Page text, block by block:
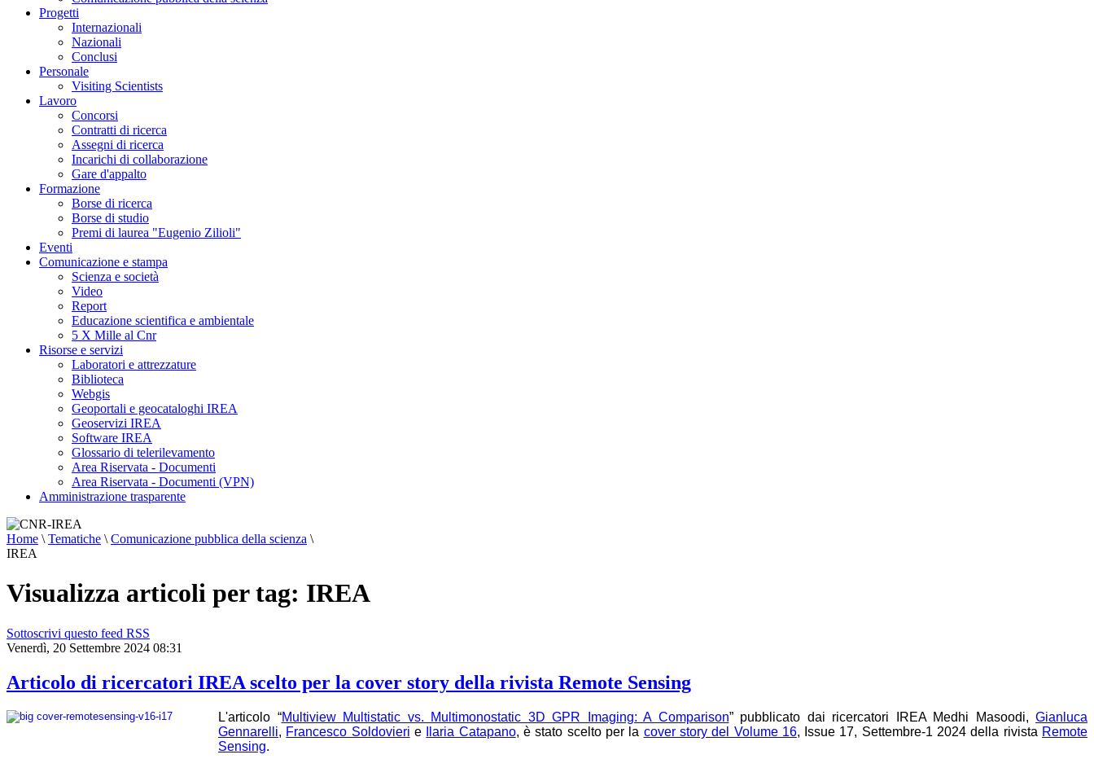
Progetti
Internazionali
Nazionali
Conclusi
Personale
Visiting Scientists
Lavoro
Concorsi
Contratti di ricerca
Assegni di ricerca
Incarichi di collaborazione
Gare d'appalto
Formazione
Borse di ricerca
Borse di studio
Premi di laurea "Eugenio Zilioli"
Eventi
Comunicazione e stampa
Scienza e società
Video
Report
Educazione scientifica e ambientale
5 X Mille al Cnr
Risorse e servizi
Laboratori e attrezzature
Biblioteca
Webgis
Geoportali e geocataloghi IREA
Geoservizi IREA
Software IREA
Glossario di telerilevamento
Area Riservata - Documenti
Area Riservata - Documenti (VPN)
Amministrazione trasparente
Home \ Tematiche \ Comunicazione pubblica della scienza \
IREA
Visualizza articoli per tag: IREA
Sottoscrivi questo feed RSS
Venerdì, 20 Settembre 2024 08:31
Articolo di ricercatori IREA scelto per la cover story della rivista Remote Sensing
L'articolo “Multiview Multistatic vs. Multimonostatic 3D GPR Imaging: A Comparison” pubblicato dai ricercatori IREA Medhi Masoodi, Gianluca
Gennarelli, Francesco Soldovieri e Ilaria Catapano, è stato scelto per la cover story del Volume 16, Issue 17, Settembre-1 2024 della rivista Remote
Sensing.